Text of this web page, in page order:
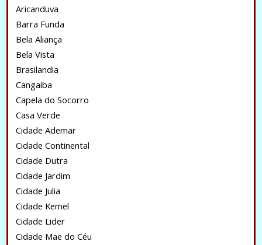
Aricanduva
Barra Funda
Bela Aliança
Bela Vista
Brasilandia
Cangaiba
Capela do Socorro
Casa Verde
Cidade Ademar
Cidade Continental
Cidade Dutra
Cidade Jardim
Cidade Julia
Cidade Kemel
Cidade Lider
Cidade Mae do Céu